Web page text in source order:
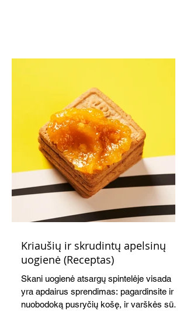
Kriaušių ir skrudintų apelsinų
uogienė (Receptas)
Skani uogienė atsargų spintelėje visada
yra apdairus sprendimas: pagardinsite ir
nuobodoką pusryčių košę, ir varškės sūrį,